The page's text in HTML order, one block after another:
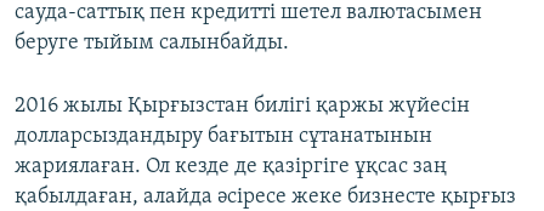
сауда-саттық пен кредитті шетел валютасымен
беруге тыйым салынбайды.
2016 жылы Қырғызстан билігі қаржы жүйесін
долларсыздандыру бағытын сұтанатынын
жариялаған. Ол кезде де қазіргіге ұқсас заң
қабылдаған, алайда әсіресе жеке бизнесте қырғыз